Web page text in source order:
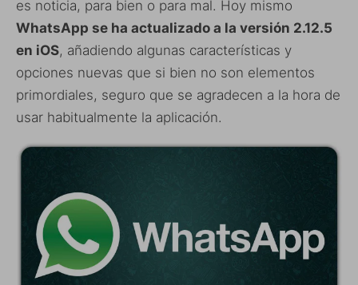
es noticia, para bien o para mal. Hoy mismo
WhatsApp se ha actualizado a la versión 2.12.5
en iOS, añadiendo algunas características y
opciones nuevas que si bien no son elementos
primordiales, seguro que se agradecen a la hora de
usar habitualmente la aplicación.